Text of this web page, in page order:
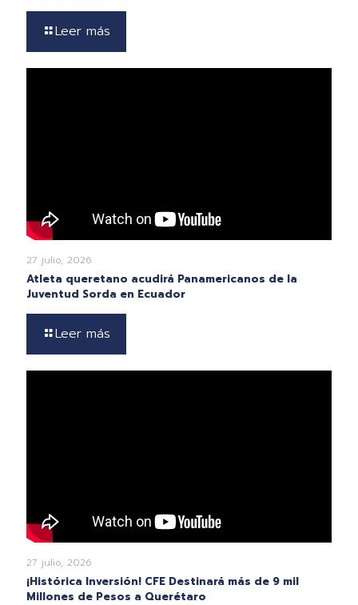
Leer más
27 julio, 2026
Atleta queretano acudirá Panamericanos de la
Juventud Sorda en Ecuador
Leer más
27 julio, 2026
¡Histórica Inversión! CFE Destinará más de 9 mil
Millones de Pesos a Querétaro